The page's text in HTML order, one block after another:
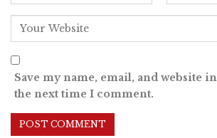
Save my name, email, and website
the next time I comment.